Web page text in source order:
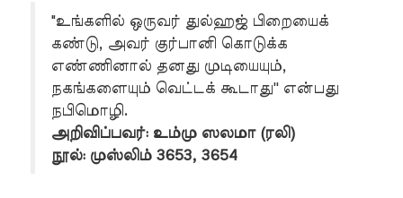
"உங்களில் ஒருவர் துல்ஹஜ் பிறையைக்
கண்டு, அவர் குர்பானி கொடுக்க
எண்ணினால் தனது முடியையும்,
நகங்களையும் வெட்டக் கூடாது'' என்பது
நபிமொழி.
அறிவிப்பவர்: உம்மு ஸலமா (ரலி)
நூல்: முஸ்லிம் 3653, 3654